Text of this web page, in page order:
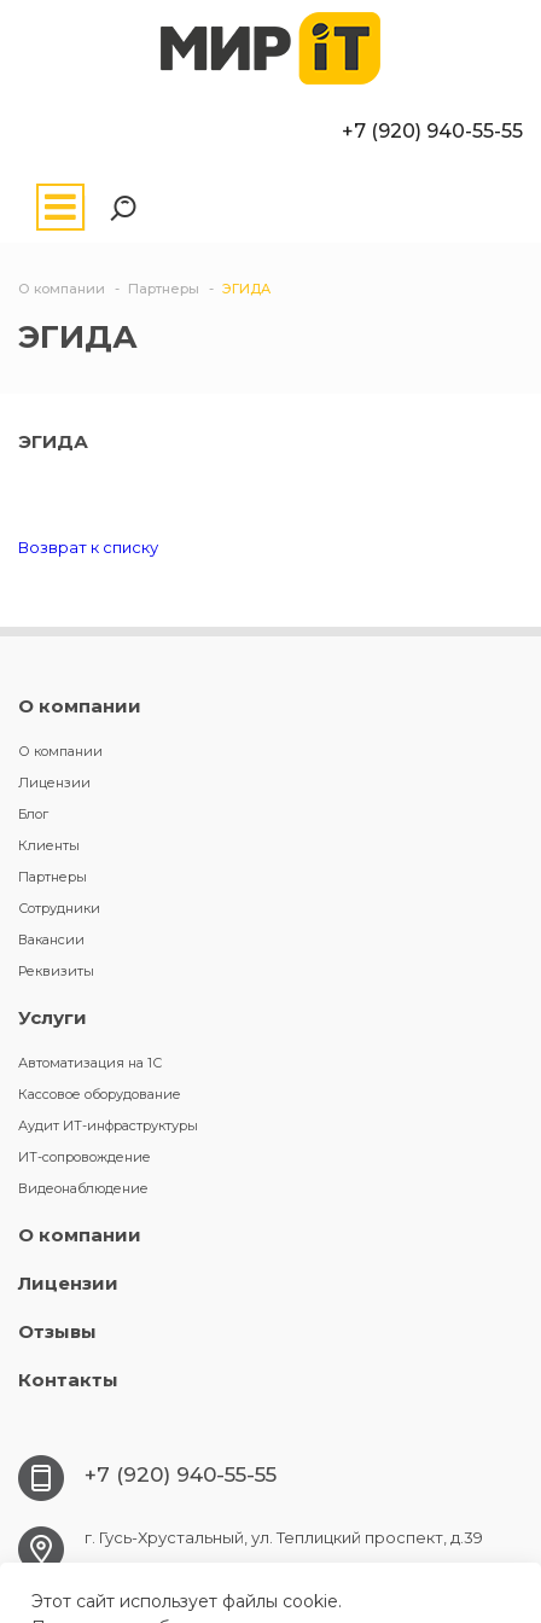
+7 (920) 940-55-55
О компании Партнеры ЭГИДА
ЭГИДА
ЭГИДА
Возврат к списку
О компании
О компании
Лицензии
Блог
Клиенты
Партнеры
Сотрудники
Вакансии
Реквизиты
Услуги
Автоматизация на 1С
Кассовое оборудование
Аудит ИТ-инфраструктуры
ИТ-сопровождение
Видеонаблюдение
О компании
Лицензии
Отзывы
Контакты
+7 (920) 940-55-55
г. Гусь-Хрустальный, ул. Теплицкий проспект, д.39
info@gus-it.ru
Этот сайт использует файлы cookie.